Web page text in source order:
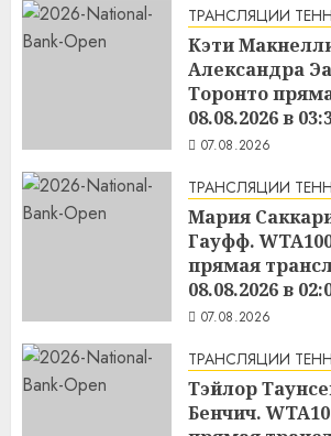
ТРАНСЛЯЦИИ
Кэти
Александра
Торонто
08.08.2026 в
07.08.2026
ТРАНСЛЯЦИИ
Мария
Гауфф.
прямая
08.08.2026 в
07.08.2026
ТРАНСЛЯЦИИ
Тэйлор
Бенчич.